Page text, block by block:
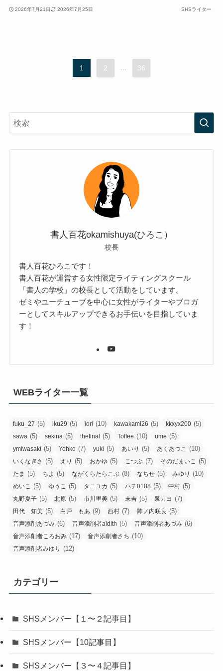
2026年7月21日 2026年7月25日 SHSライター
1 2 ... 36
書人百花okamishuya(ひろこ）
校長
書人百花ひろこです！
書人百花が運営する女性限定ライティングスクール
「書人の学校」の校長として活動をしています。
ゼミやユーチューブを中心に女性がライターやブロガ
ーとしてスキルアップできるお手伝いを目指していま
す！
WEBライター一覧
fuku_27 (5) iku29 (5) iori (10) kawakami26 (5) kkxyx200 (5)
sawa (5) sekina (5) thefinal (5) Toffee (10) ume (5)
ymiwasaki (5) Yohko (7) yuki (5) あいり (5) あくあつこ (10)
いくなぎさ (5) えり (5) おかゆ (5) こつぶ (7) そのだまいこ (5)
たま (5) ちよ (5) ながくらたらこぶ (8) なちせ (5) みゆり (10)
めいこ (5) ゆうこ (5) タニユカ (5) ハチ0188 (5) 中村 (5)
丸野夏子 (5) 北原 (5) 市川里美 (5) 末吉 (5) 泉カヨ (7)
田代 知美 (5) 白戸 もあ (9) 西村 (7) 陣ノ内咲良 (5)
音声添削あづみ (6) 音声添削者aldith (5) 音声添削者あづみ (6)
音声添削者ころおみ (17) 音声添削者さち (10)
音声添削者みゆり (12)
カテゴリー
SHSメンバー【１〜２記事目】
SHSメンバー【10記事目】
SHSメンバー【３〜４記事目】